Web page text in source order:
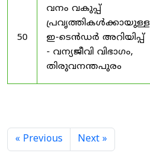
50
വനം വകുപ്പ്
പ്രവൃത്തികൾക്കായുള്ള
ഇ-ടെൻഡർ അറിയിപ്പ്
- വന്യജീവി വിഭാഗം,
തിരുവനന്തപുരം
« Previous Next »